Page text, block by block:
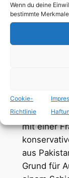
Wenn du deine
bestimmte
Cookie-
Richtlinie
englisch
Immer
ihrer
mit einer
aus
Grund für